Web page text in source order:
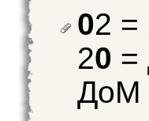
02 =
20 =
ДоМ